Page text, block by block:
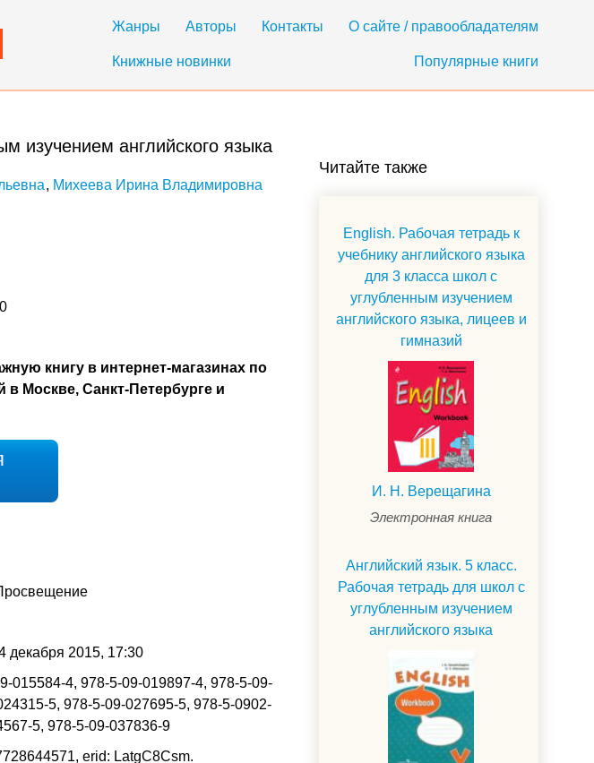
Жанры Авторы Контакты О сайте / правообладателям
Книжные новинки Популярные книги
изучением английского языка
Михеева Ирина Владимировна
0
книгу в интернет-магазинах по
Москве, Санкт-Петербурге и
декабря 2015, 17:30
015584-4, 978-5-09-019897-4, 978-5-09-
5, 978-5-09-027695-5, 978-5-0902-
5, 978-5-09-037836-9
erid: LatgC8Csm.
Читайте также
English. Рабочая тетрадь к
учебнику английского языка
для 3 класса школ с
углубленным изучением
английского языка, лицеев и
гимназий
И. Н. Верещагина
Электронная книга
Английский язык. 5 класс.
Рабочая тетрадь для школ с
углубленным изучением
английского языка